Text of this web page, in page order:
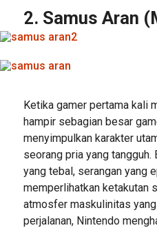
2. Samus Aran
Ketika gamer pertama kali
hampir sebagian besar
menyimpulkan karakter
seorang pria yang tangguh.
yang tebal, serangan yang
memperlihatkan ketakutan
atmosfer maskulinitas
perjalanan, Nintendo